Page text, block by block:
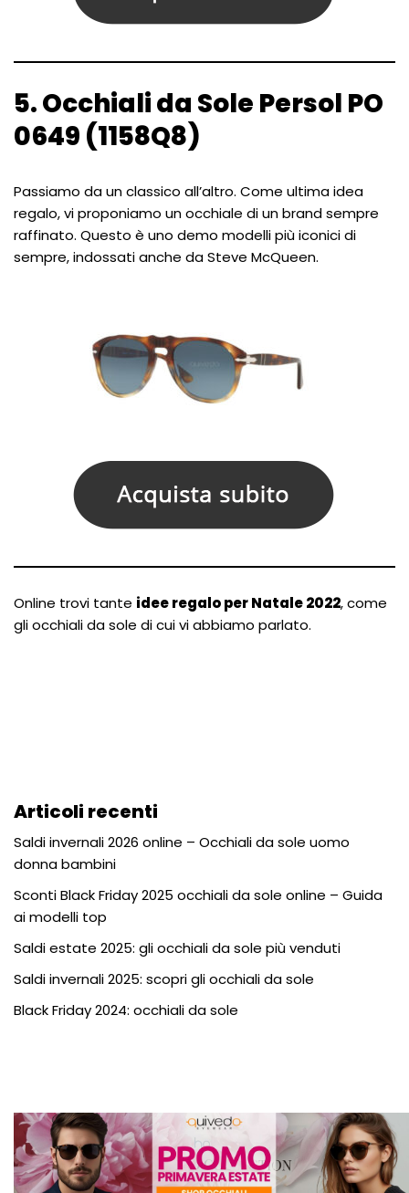
5. Occhiali da Sole Persol PO
0649 (1158Q8)
Passiamo da un classico all’altro. Come ultima idea
regalo, vi proponiamo un occhiale di un brand sempre
raffinato. Questo è uno demo modelli più iconici di
sempre, indossati anche da Steve McQueen.
Online trovi tante idee regalo per Natale 2022, come
gli occhiali da sole di cui vi abbiamo parlato.
Articoli recenti
Saldi invernali 2026 online – Occhiali da sole uomo
donna bambini
Sconti Black Friday 2025 occhiali da sole online – Guida
ai modelli top
Saldi estate 2025: gli occhiali da sole più venduti
Saldi invernali 2025: scopri gli occhiali da sole
Black Friday 2024: occhiali da sole